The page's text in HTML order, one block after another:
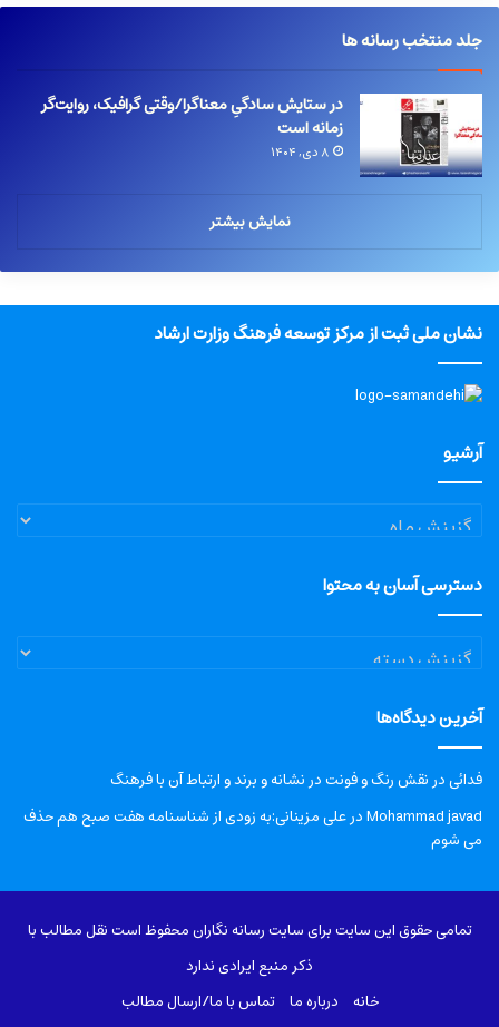
جلد منتخب رسانه ها
در ستایش سادگیِ معناگرا/وقتی گرافیک، روایت‌گر
زمانه است
۸ دی, ۱۴۰۴
نمایش بیشتر
نشان ملی ثبت از مرکز توسعه فرهنگ وزارت ارشاد
آرشیو
آرشیو
دسترسی آسان به محتوا
دسترسی
آسان
محتوا
آخرین دیدگاه‌ها
فدائیدرنقش رنگ و فونت در نشانه و برند و ارتباط آن با فرهنگ
Mohammad javadدرعلی مزینانی:به زودی از شناسنامه هفت صبح هم حذف
می شوم
تمامی حقوق این سایت برای سایت رسانه نگاران محفوظ است نقل مطالب با
ذکر منبع ایرادی ندارد
خانه
درباره‌ ما تماس با ما/ارسال مطالب